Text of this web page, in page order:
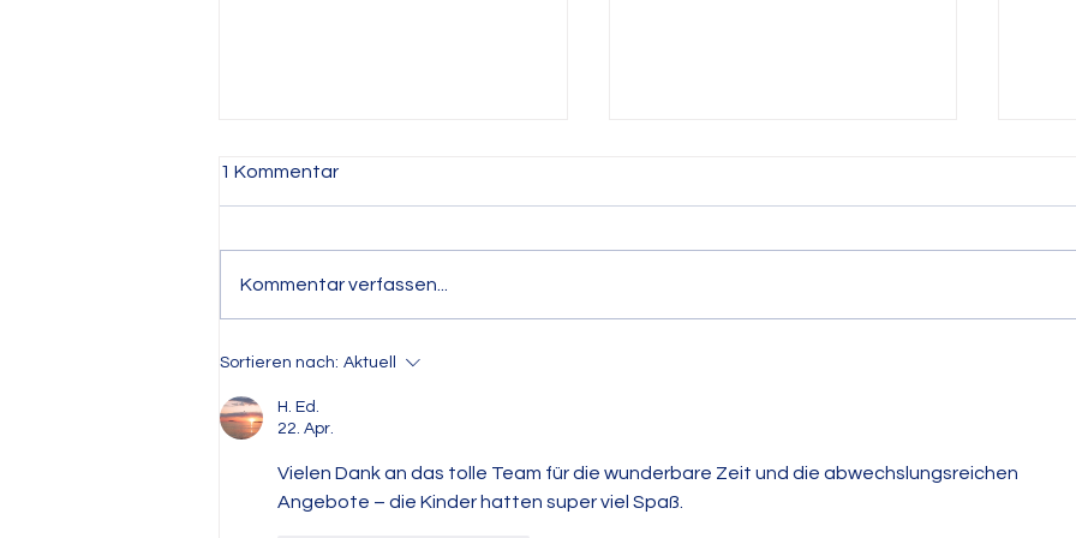
Grüße von der Hortfahrt
1 Kommentar
Kommentar verfassen...
Sortieren nach: Aktuell
H. Ed.
22. Apr.
Vielen Dank an das tolle Team für die wunderbare Zeit und die abwechslungsreichen
Angebote – die Kinder hatten super viel Spaß.